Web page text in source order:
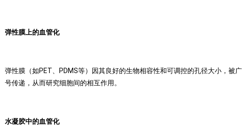
弹性膜上的血管化
弹性膜（如PET、PDMS等）因其良好的生物相容性和可调控的孔径大小，
号传递，从而研究细胞间的相互作用。
水凝胶中的血管化